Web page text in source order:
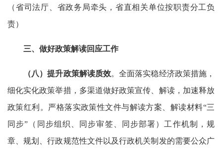
（省司法厅、省政务局牵头，省直相关单位按职责分工负
责）
三、做好政策解读回应工作
（八）提升政策解读质效。全面落实稳经济政策措施，
细化实化政策举措，多渠道做好政策宣传、解读，加速释放
政策红利。严格落实政策性文件与解读方案、解读材料“三
同步”（同步组织、同步审签、同步部署）工作机制，规
章、规划、行政规范性文件以及行政机关制发的需要公众广